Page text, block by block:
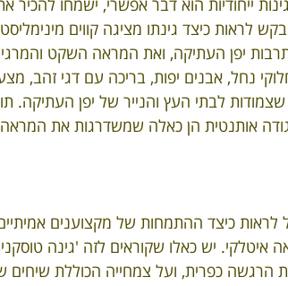
ייחודיות הוא דבר אפשרי, ישמחו להכיר
לראות כיצד גינתו מציגה קווים
יפן העתיקה, ואת המראה השקט
נחל, אבנים יפות, בריכה עם דגי זהב,
לבתי העץ והנייר של יפן העתיקה.
פגודה אותנטית הן כאלה שמשדרגות את
לראות כיצד ההתמחות של מקצוענים
איטלקי. יש כאלו שקוראים לזה 'גינה
כפרית, ועל צמחייה הכוללת שיחים